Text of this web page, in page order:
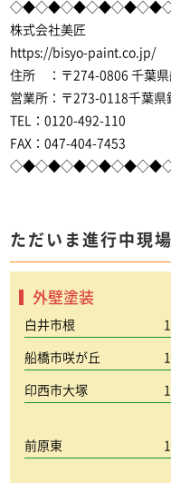
株式会社美匠
https://bisyo-paint.co.jp/
住所 ：〒274-0806 千葉県
営業所：〒273-0118千葉
TEL：0120-492-110
FAX：047-404-7453
ただいま進行中現場
外壁塗装
白井市根
船橋市咲が丘
印西市大塚
前原東